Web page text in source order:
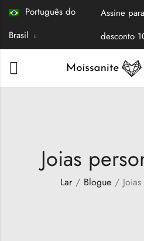
Português do
Brasil
Assine
desconto
Joias
Lar Blogue